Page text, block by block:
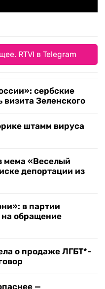
RTVI в Telegram
сербские
визита Зеленского
штамм вируса
мема «Веселый
депортации из
в партии
на обращение
о продаже ЛГБТ*-
—